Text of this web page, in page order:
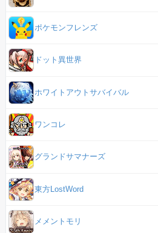
ポケモンフレンズ
ドット異世界
ホワイトアウトサバイバル
ワンコレ
グランドサマナーズ
東方LostWord
メメントモリ